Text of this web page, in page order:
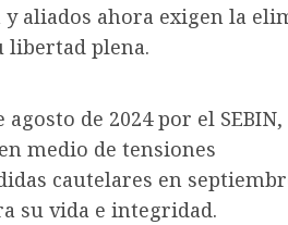
aliados ahora exigen la
libertad plena.
de 2024 por el SEBIN,
medio de tensiones
cautelares en
su vida e integridad.